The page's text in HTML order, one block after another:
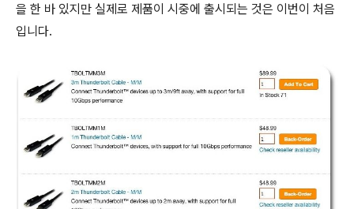
을 한 바 있지만 실제로 제품이 시중에 출시되는 것은 이번이 처음
입니다.